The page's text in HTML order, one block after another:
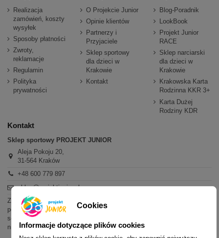
Realizacja
zamówień, koszty
wysyłek
Sposoby płatności
Zwroty,
reklamacje
Regulamin
Polityka
prywatności
O Projekcie Junior
Opinie klientów
Partnerzy i
Przyjaciele
Sklep sportowy
dla dzieci w
Krakowie
Kontakt
Blog-Poradnik
LookBook
Projekt Junior
RACE
Sklep narciarski
dla dzieci w
Krakowie
Krakowska Karta
Rodzinna KKR 3+
Karta Dużej
Rodziny KDR
Kontakt
Sklep sportowy PROJEKT JUNIOR
Aleja Pokoju 20,
31-564 Kraków
+48 600 779 897
sklep@projektjunior.pl
Zapraszamy do sklepu stacjonarnego:
poniedziałek - piątek: 11.00-19.00
sobota: 10.00-14.00
niedziela (każda): nieczynne
Cookies
Informacje dotyczące plików cookies